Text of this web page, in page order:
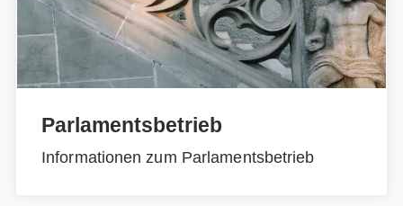
Parlamentsbetrieb
Informationen zum Parlamentsbetrieb